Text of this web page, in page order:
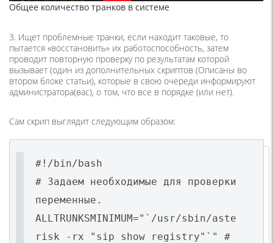
Общее количество транков в системе
3. Ищет проблемные транки, если находит таковые, то
пытается «восстановить» их работоспособность, затем
проводит повторную проверку по результатам которой
вызывает (один из дополнительных скриптов (Описаны во
втором блоке статьи), которые в свою очереди информируют
администратора(вас), о том, что все в порядке (или нет).
Сам скрип выглядит следующим образом:
#!/bin/bash
# Задаем необходимые для проверки
переменные.
ALLTRUNKSMINIMUM="`/usr/sbin/aste
risk -rx "sip show registry"`" #